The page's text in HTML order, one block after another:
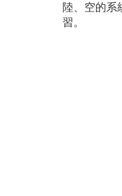
陸、空的系
習。